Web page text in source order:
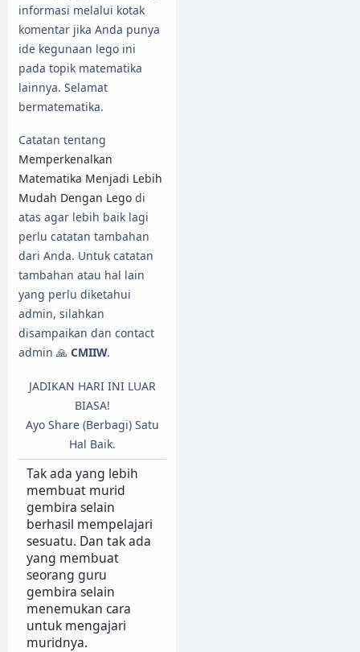
informasi melalui kotak
komentar jika Anda punya
ide kegunaan lego ini
pada topik matematika
lainnya. Selamat
bermatematika.
Catatan tentang
Memperkenalkan
Matematika Menjadi Lebih
Mudah Dengan Lego di
atas agar lebih baik lagi
perlu catatan tambahan
dari Anda. Untuk catatan
tambahan atau hal lain
yang perlu diketahui
admin, silahkan
disampaikan dan contact
admin 🙏 CMIIW.
JADIKAN HARI INI LUAR
BIASA!
Ayo Share (Berbagi) Satu
Hal Baik.
Tak ada yang lebih
membuat murid
gembira selain
berhasil mempelajari
sesuatu. Dan tak ada
yang membuat
seorang guru
gembira selain
menemukan cara
untuk mengajari
muridnya.